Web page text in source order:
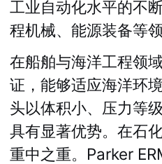
工业自动化水平的不
程机械、能源装备等
在船舶与海洋工程领
证，能够适应海洋环
头以体积小、压力等
具有显著优势。在石
重中之重。Parker